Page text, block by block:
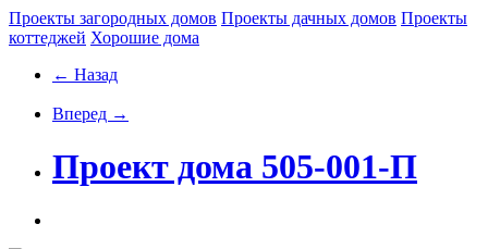
Проекты загородных домов Проекты дачных домов Проекты
коттеджей Хорошие дома
← Назад
Вперед →
Проект дома 505-001-П